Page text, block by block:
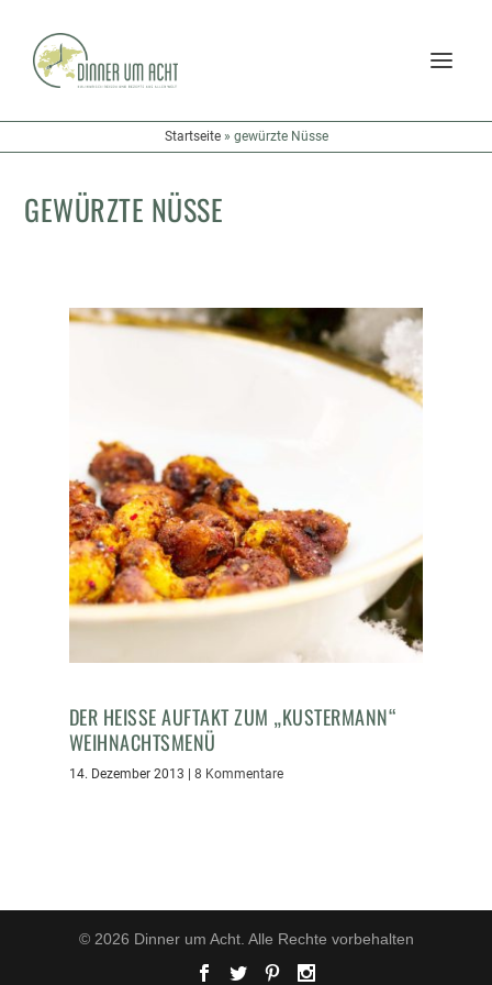
Startseite» gewürzte Nüsse
GEWÜRZTE NÜSSE
DER HEISSE AUFTAKT ZUM „KUSTERMANN“
WEIHNACHTSMENÜ
14. Dezember 2013 | 8 Kommentare
© 2026 Dinner um Acht. Alle Rechte vorbehalten